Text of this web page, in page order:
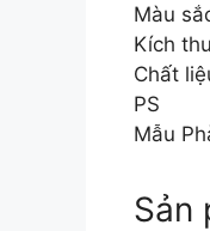
Màu
Kích
Chất
PS
Mẫu
Sản